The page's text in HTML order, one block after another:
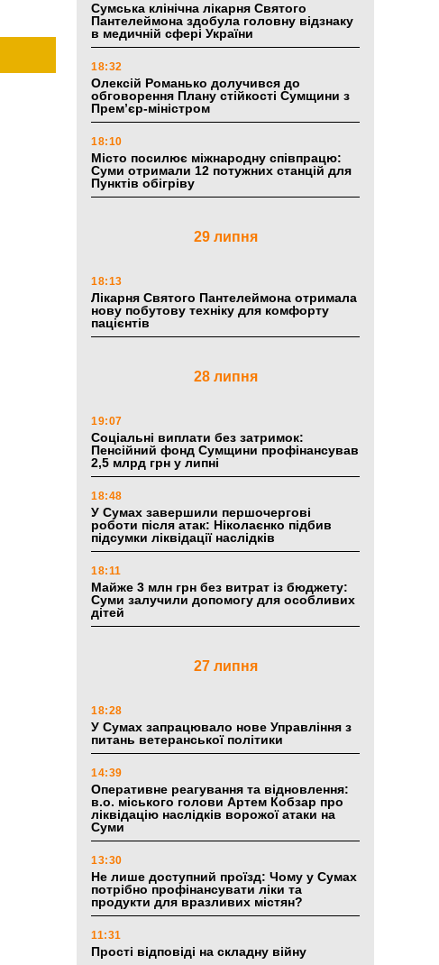
Сумська клінічна лікарня Святого
Пантелеймона здобула головну відзнаку
в медичній сфері України
18:32
Олексій Романько долучився до
обговорення Плану стійкості Сумщини з
Прем’єр-міністром
18:10
Місто посилює міжнародну співпрацю:
Суми отримали 12 потужних станцій для
Пунктів обігріву
29 липня
18:13
Лікарня Святого Пантелеймона отримала
нову побутову техніку для комфорту
пацієнтів
28 липня
19:07
Соціальні виплати без затримок:
Пенсійний фонд Сумщини профінансував
2,5 млрд грн у липні
18:48
У Сумах завершили першочергові
роботи після атак: Ніколаєнко підбив
підсумки ліквідації наслідків
18:11
Майже 3 млн грн без витрат із бюджету:
Суми залучили допомогу для особливих
дітей
27 липня
18:28
У Сумах запрацювало нове Управління з
питань ветеранської політики
14:39
Оперативне реагування та відновлення:
в.о. міського голови Артем Кобзар про
ліквідацію наслідків ворожої атаки на
Суми
13:30
Не лише доступний проїзд: Чому у Сумах
потрібно профінансувати ліки та
продукти для вразливих містян?
11:31
Прості відповіді на складну війну